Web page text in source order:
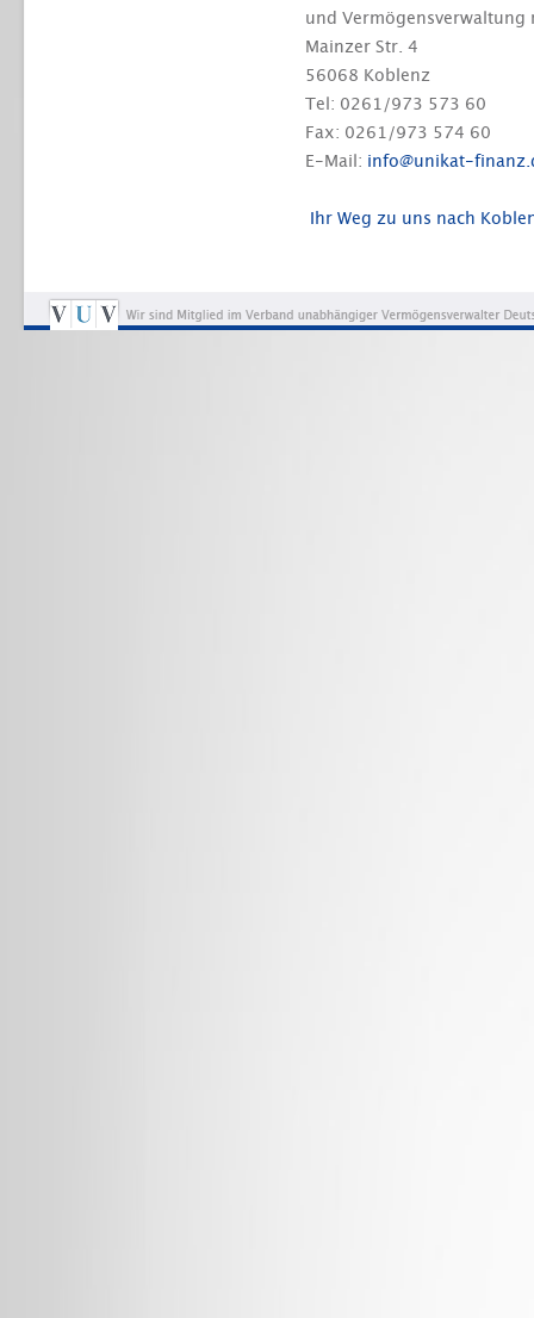
und Vermögensverwaltung
Mainzer Str. 4
56068 Koblenz
Tel: 0261/973 573 60
Fax: 0261/973 574 60
E-Mail: info@unikat-
Ihr Weg zu uns nach